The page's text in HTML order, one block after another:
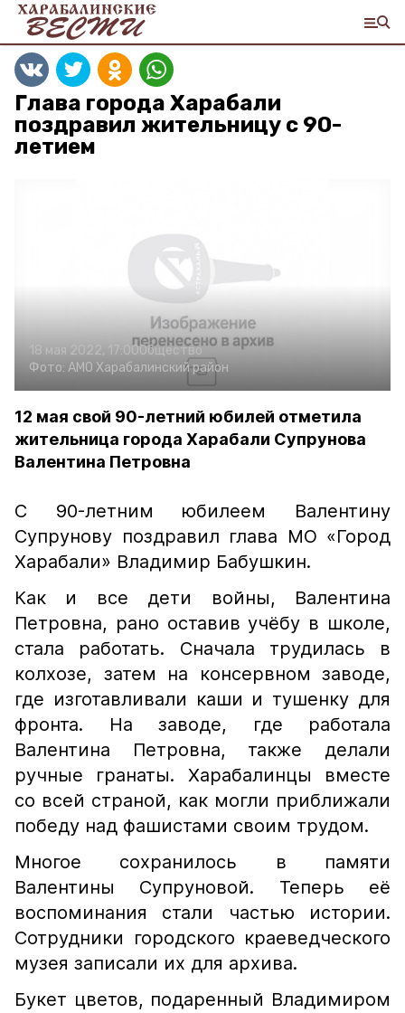
Глава города Харабали
поздравил жительницу с 90-
летием
18 мая 2022, 17:00Общество
Фото: АМО Харабалинский район
12 мая свой 90-летний юбилей отметила
жительница города Харабали Супрунова
Валентина Петровна
С 90-летним юбилеем Валентину
Супрунову поздравил глава МО «Город
Харабали» Владимир Бабушкин.
Как и все дети войны, Валентина
Петровна, рано оставив учёбу в школе,
стала работать. Сначала трудилась в
колхозе, затем на консервном заводе,
где изготавливали каши и тушенку для
фронта. На заводе, где работала
Валентина Петровна, также делали
ручные гранаты. Харабалинцы вместе
со всей страной, как могли приближали
победу над фашистами своим трудом.
Многое сохранилось в памяти
Валентины Супруновой. Теперь её
воспоминания стали частью истории.
Сотрудники городского краеведческого
музея записали их для архива.
Букет цветов, подаренный Владимиром